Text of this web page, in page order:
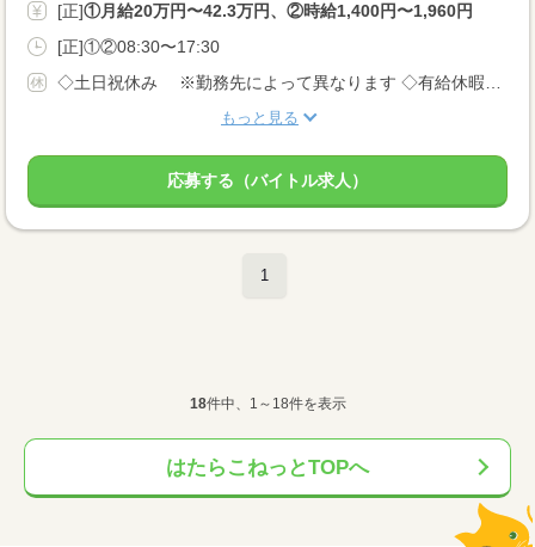
[正]①月給20万円〜42.3万円、②時給1,400円〜1,960円
[正]①②08:30〜17:30
◇土日祝休み ※勤務先によって異なります ◇有給休暇あり（入社6ヵ月後に10日付与） ◇産休・育休制度あり 休日多めの職場が多いでが、 月給制なので給料は安定です！
もっと見る
応募する（バイトル求人）
1
18件中、1～18件を表示
はたらこねっとTOPへ